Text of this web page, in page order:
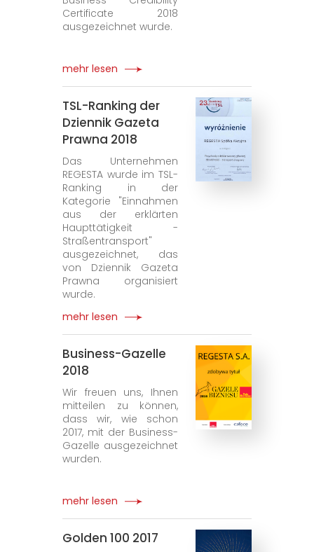
Certificate 2018
ausgezeichnet wurde.
mehr lesen
TSL-Ranking der
Dziennik Gazeta
Prawna 2018
Das Unternehmen
REGESTA wurde im TSL-
Ranking in der
Kategorie "Einnahmen
aus der erklärten
Haupttätigkeit -
Straßentransport"
ausgezeichnet, das
von Dziennik Gazeta
Prawna organisiert
wurde.
mehr lesen
Business-Gazelle
2018
Wir freuen uns, Ihnen
mitteilen zu können,
dass wir, wie schon
2017, mit der Business-
Gazelle ausgezeichnet
wurden.
mehr lesen
Golden 100 2017